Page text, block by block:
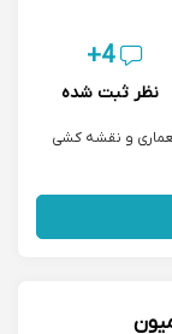
4+
نظر ثبت شده
و نقشه کشی